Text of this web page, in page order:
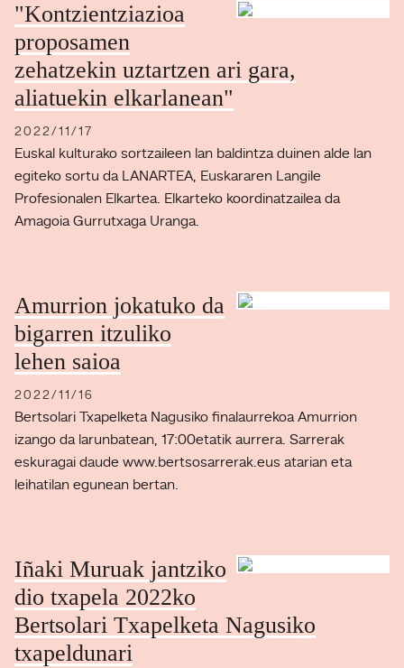
"Kontzientziazioa
proposamen
zehatzekin uztartzen ari gara,
aliatuekin elkarlanean"
2022/11/17
Euskal kulturako sortzaileen lan baldintza duinen alde lan
egiteko sortu da LANARTEA, Euskararen Langile
Profesionalen Elkartea. Elkarteko koordinatzailea da
Amagoia Gurrutxaga Uranga.
Amurrion jokatuko da
bigarren itzuliko
lehen saioa
2022/11/16
Bertsolari Txapelketa Nagusiko finalaurrekoa Amurrion
izango da larunbatean, 17:00etatik aurrera. Sarrerak
eskuragai daude www.bertsosarrerak.eus atarian eta
leihatilan egunean bertan.
Iñaki Muruak jantziko
dio txapela 2022ko
Bertsolari Txapelketa Nagusiko
txapeldunari